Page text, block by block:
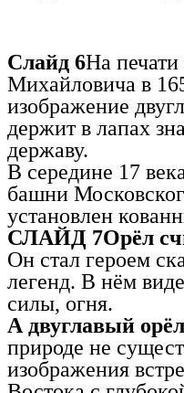
Слайд 6На
Михайловича в
изображение
держит в лапах
державу.
В середине 17
башни
установлен
СЛАЙД 7Орёл
Он стал героем
легенд. В нём
силы, огня.
А двуглавый
природе не
изображения